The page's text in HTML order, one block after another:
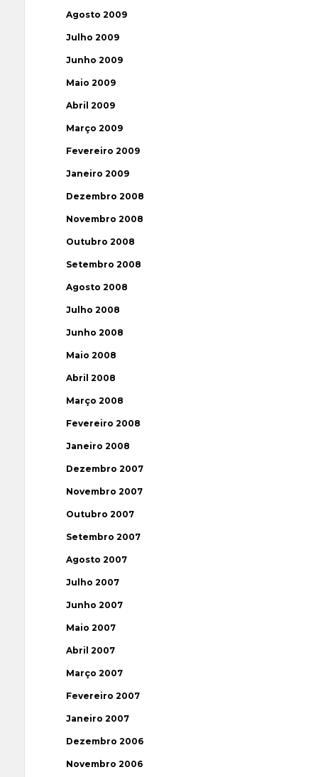
Agosto 2009
Julho 2009
Junho 2009
Maio 2009
Abril 2009
Março 2009
Fevereiro 2009
Janeiro 2009
Dezembro 2008
Novembro 2008
Outubro 2008
Setembro 2008
Agosto 2008
Julho 2008
Junho 2008
Maio 2008
Abril 2008
Março 2008
Fevereiro 2008
Janeiro 2008
Dezembro 2007
Novembro 2007
Outubro 2007
Setembro 2007
Agosto 2007
Julho 2007
Junho 2007
Maio 2007
Abril 2007
Março 2007
Fevereiro 2007
Janeiro 2007
Dezembro 2006
Novembro 2006